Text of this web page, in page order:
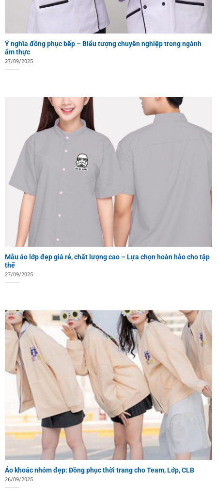
Ý nghĩa đồng phục bếp – Biểu tượng chuyên nghiệp trong ngành
ẩm thực
27/09/2025
Mẫu áo lớp đẹp giá rẻ, chất lượng cao – Lựa chọn hoàn hảo cho tập
thể
27/09/2025
Áo khoác nhóm đẹp: Đồng phục thời trang cho Team, Lớp, CLB
26/09/2025